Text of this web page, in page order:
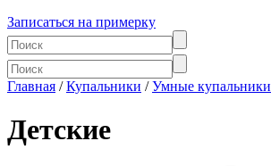
Записаться на примерку
Главная /Купальники /Умные купальники
Детские